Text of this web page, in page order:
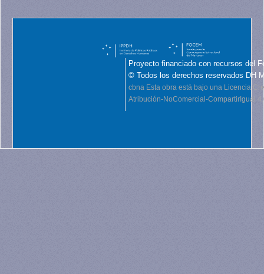
Proyecto financiado con recursos del
© Todos los derechos reservados DH
cbna Esta obra está bajo una Licencia
Atribución-NoComercial-CompartirIgual